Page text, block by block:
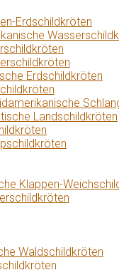
Erdschildkröten
Erdschildkröten
Landschildkröten
Klappen-
Waldschildkröten